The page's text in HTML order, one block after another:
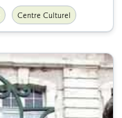
Centre Culturel